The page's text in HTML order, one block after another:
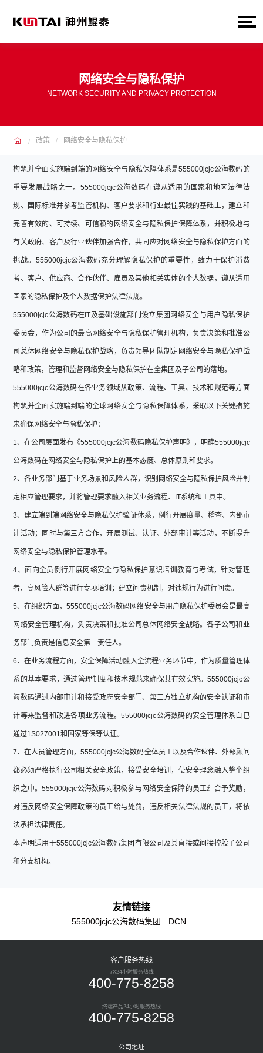
网络安全与隐私保护
NETWORK SECURITY AND PRIVACY PROTECTION
政策 网络安全与隐私保护
构筑并全面实施端到端的网络安全与隐私保障体系是555000jcjc公海数码的
重要发展战略之一。555000jcjc公海数码在遵从适用的国家和地区法律法
规、国际标准并参考监管机构、客户要求和行业最佳实践的基础上，建立和
完善有效的、可持续、可信赖的网络安全与隐私保护保障体系，并积极地与
有关政府、客户及行业伙伴加强合作，共同应对网络安全与隐私保护方面的
挑战。555000jcjc公海数码充分理解隐私保护的重要性，致力于保护消费
者、客户、供应商、合作伙伴、雇员及其他相关实体的个人数据，遵从适用
国家的隐私保护及个人数据保护法律法规。
555000jcjc公海数码在IT及基础设施部门设立集团网络安全与用户隐私保护
委员会，作为公司的最高网络安全与隐私保护管理机构，负责决策和批准公
司总体网络安全与隐私保护战略，负责领导团队制定网络安全与隐私保护战
略和政策，管理和监督网络安全与隐私保护在全集团及子公司的落地。
555000jcjc公海数码在各业务领域从政策、流程、工具、技术和规范等方面
构筑并全面实施端到端的全球网络安全与隐私保障体系，采取以下关键措施
来确保网络安全与隐私保护：
1、在公司层面发布《555000jcjc公海数码隐私保护声明》，明确555000jcjc
公海数码在网络安全与隐私保护上的基本态度、总体原则和要求。
2、各业务部门基于业务场景和风险人群，识别网络安全与隐私保护风险并制
定相应管理要求，并将管理要求融入相关业务流程、IT系统和工具中。
3、建立端到端网络安全与隐私保护验证体系，例行开展度量、稽查、内部审
计活动；同时与第三方合作，开展测试、认证、外部审计等活动，不断提升
网络安全与隐私保护管理水平。
4、面向全员例行开展网络安全与隐私保护意识培训教育与考试，针对管理
者、高风险人群等进行专项培训；建立问责机制，对违规行为进行问责。
5、在组织方面，555000jcjc公海数码网络安全与用户隐私保护委员会是最高
网络安全管理机构，负责决策和批准公司总体网络安全战略。各子公司和业
务部门负责是信息安全第一责任人。
6、在业务流程方面，安全保障活动融入全流程业务环节中，作为质量管理体
系的基本要求，通过管理制度和技术规范来确保其有效实施。555000jcjc公
海数码通过内部审计和接受政府安全部门、第三方独立机构的安全认证和审
计等来监督和改进各项业务流程。555000jcjc公海数码的安全管理体系自已
通过1S027001和国家等保等认证。
7、在人员管理方面，555000jcjc公海数码全体员工以及合作伙伴、外部顾问
都必须严格执行公司相关安全政策，接受安全培训，使安全理念融入整个组
织之中。555000jcjc公海数码对积极参与网络安全保障的员工纟合予奖励，
对违反网络安全保障政策的员工给与处罚，违反相关法律法规的员工，将依
法承担法律责任。
本声明适用于555000jcjc公海数码集团有限公司及其直接或间接控股子公司
和分支机构。
友情链接
555000jcjc公海数码集团 DCN
客户服务热线
7X24小时服务热线
400-775-8258
终端产品24小时服务热线
400-775-8258
公司地址